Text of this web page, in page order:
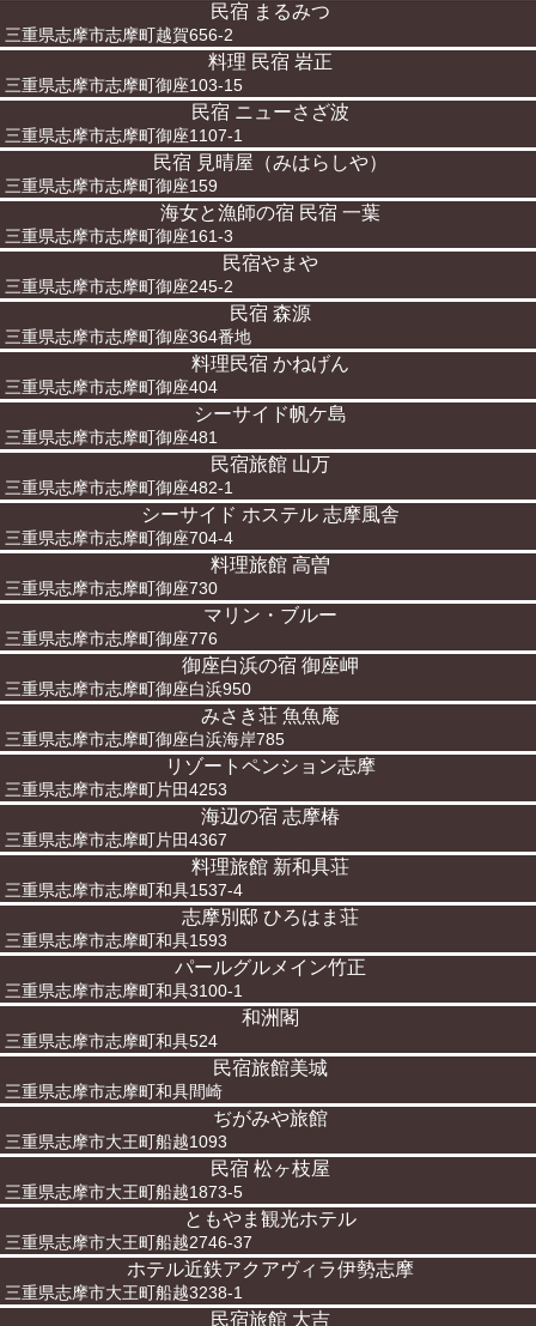
民宿 まるみつ
三重県志摩市志摩町越賀656-2
料理 民宿 岩正
三重県志摩市志摩町御座103-15
民宿 ニューさざ波
三重県志摩市志摩町御座1107-1
民宿 見晴屋（みはらしや）
三重県志摩市志摩町御座159
海女と漁師の宿 民宿 一葉
三重県志摩市志摩町御座161-3
民宿やまや
三重県志摩市志摩町御座245-2
民宿 森源
三重県志摩市志摩町御座364番地
料理民宿 かねげん
三重県志摩市志摩町御座404
シーサイド帆ケ島
三重県志摩市志摩町御座481
民宿旅館 山万
三重県志摩市志摩町御座482-1
シーサイド ホステル 志摩風舎
三重県志摩市志摩町御座704-4
料理旅館 高曽
三重県志摩市志摩町御座730
マリン・ブルー
三重県志摩市志摩町御座776
御座白浜の宿 御座岬
三重県志摩市志摩町御座白浜950
みさき荘 魚魚庵
三重県志摩市志摩町御座白浜海岸785
リゾートペンション志摩
三重県志摩市志摩町片田4253
海辺の宿 志摩椿
三重県志摩市志摩町片田4367
料理旅館 新和具荘
三重県志摩市志摩町和具1537-4
志摩別邸 ひろはま荘
三重県志摩市志摩町和具1593
パールグルメイン竹正
三重県志摩市志摩町和具3100-1
和洲閣
三重県志摩市志摩町和具524
民宿旅館美城
三重県志摩市志摩町和具間崎
ぢがみや旅館
三重県志摩市大王町船越1093
民宿 松ヶ枝屋
三重県志摩市大王町船越1873-5
ともやま観光ホテル
三重県志摩市大王町船越2746-37
ホテル近鉄アクアヴィラ伊勢志摩
三重県志摩市大王町船越3238-1
民宿旅館 大吉